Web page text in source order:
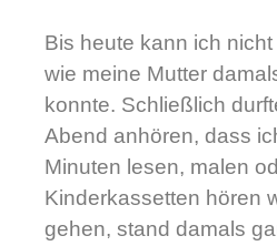
Bis heute kann ich
wie meine Mutter
konnte. Schließlich
Abend anhören, dass
Minuten lesen, malen
Kinderkassetten hören
gehen, stand damals